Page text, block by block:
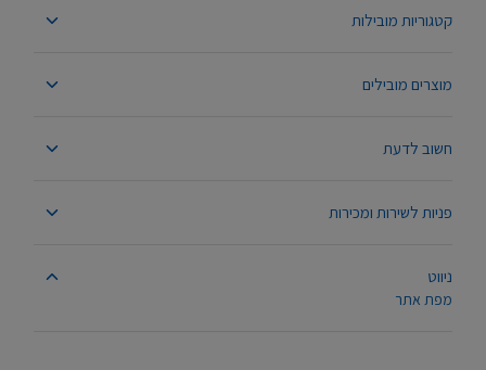
קטגוריות מובילות
מוצרים מובילים
חשוב לדעת
פניות לשירות ומכירות
ניווט
מפת אתר